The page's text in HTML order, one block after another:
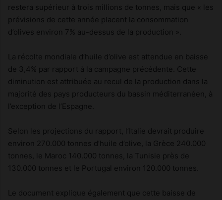
restera supérieur à trois millions de tonnes, mais que « les
prévisions de cette année placent la consommation
d’olives environ 7% au-dessus de la production ».
La récolte mondiale d’huile d’olive est attendue en baisse
de 3,4% par rapport à la campagne précédente. Cette
diminution est attribuée au recul de la production dans la
majorité des pays producteurs du bassin méditerranéen, à
l’exception de l’Espagne.
Selon les projections du rapport, l’Italie devrait produire
environ 270.000 tonnes d’huile d’olive, la Grèce 240.000
tonnes, le Maroc 140.000 tonnes, la Tunisie près de
130.000 tonnes et le Portugal environ 120.000 tonnes.
Le document explique également que cette baisse de